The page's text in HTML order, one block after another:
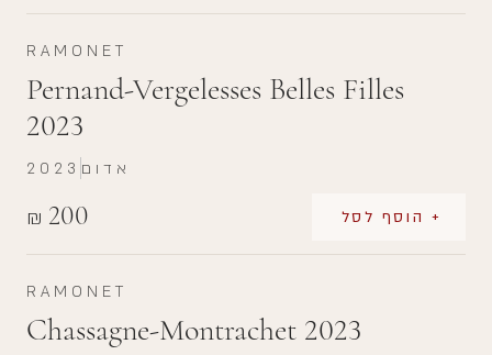
RAMONET
Pernand-Vergelesses Belles Filles
2023
₪ 200 + הוסף לסל
2023 אדום
RAMONET
Chassagne-Montrachet 2023